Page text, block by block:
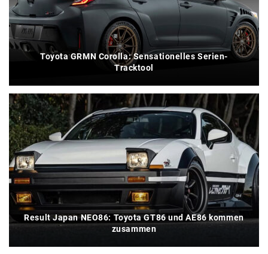
Toyota GRMN Corolla: Sensationelles Serien-
Tracktool
Result Japan NEO86: Toyota GT86 und AE86 kommen
zusammen